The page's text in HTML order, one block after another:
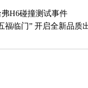
H6碰撞测试事件
福临门” 开启全新品质